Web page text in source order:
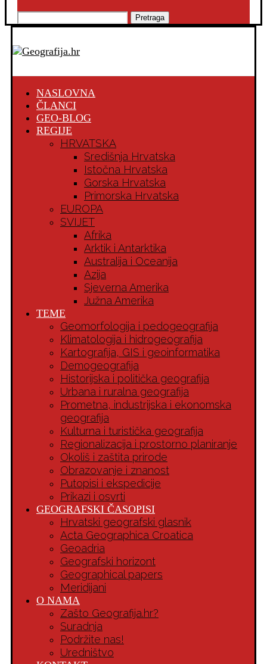
Pretraga
NASLOVNA
ČLANCI
GEO-BLOG
REGIJE
HRVATSKA
Središnja Hrvatska
Istočna Hrvatska
Gorska Hrvatska
Primorska Hrvatska
EUROPA
SVIJET
Afrika
Arktik i Antarktika
Australija i Oceanija
Azija
Sjeverna Amerika
Južna Amerika
TEME
Geomorfologija i pedogeografija
Klimatologija i hidrogeografija
Kartografija, GIS i geoinformatika
Demogeografija
Historijska i politička geografija
Urbana i ruralna geografija
Prometna, industrijska i ekonomska
geografija
Kulturna i turistička geografija
Regionalizacija i prostorno planiranje
Okoliš i zaštita prirode
Obrazovanje i znanost
Putopisi i ekspedicije
Prikazi i osvrti
GEOGRAFSKI ČASOPISI
Hrvatski geografski glasnik
Acta Geographica Croatica
Geoadria
Geografski horizont
Geographical papers
Meridijani
O NAMA
Zašto Geografija.hr?
Suradnja
Podržite nas!
Uredništvo